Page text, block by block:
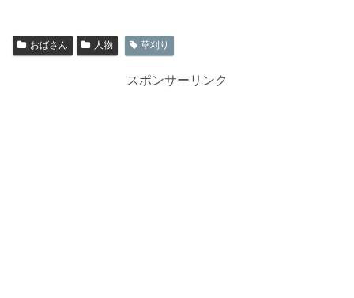
おばさん 人物 草刈り
スポンサーリンク